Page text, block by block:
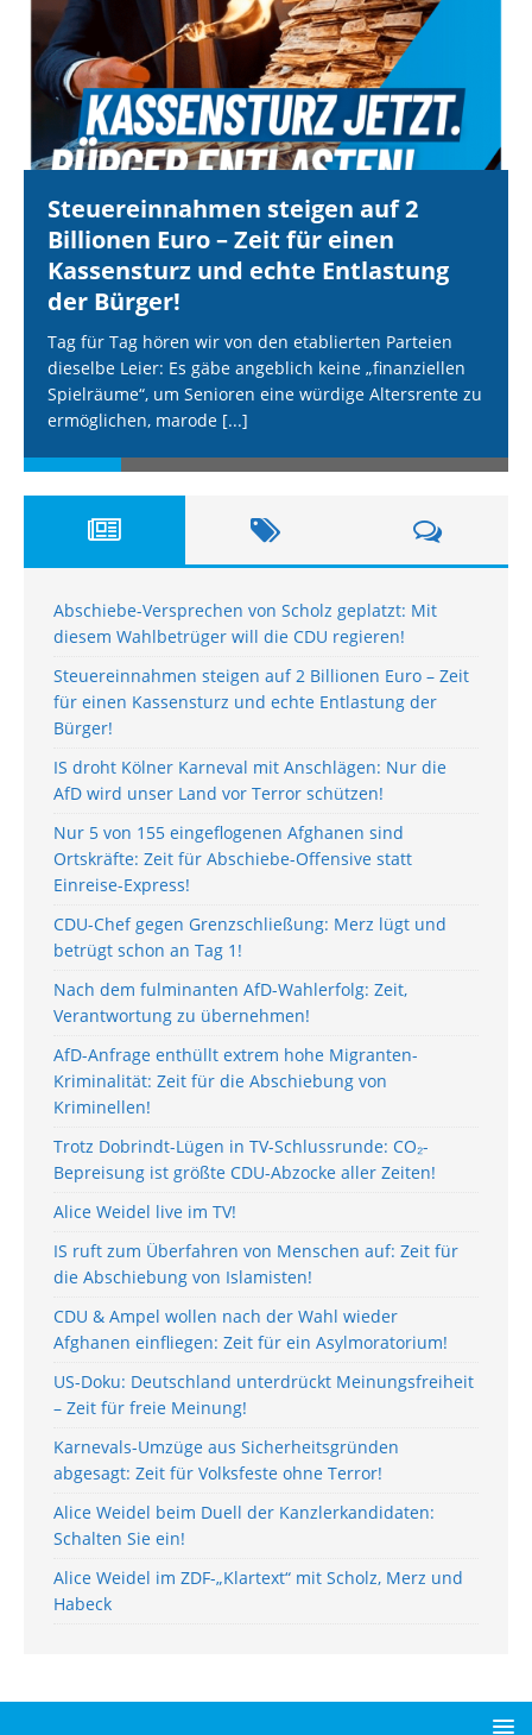
Steuereinnahmen steigen auf 2
Billionen Euro – Zeit für einen
Kassensturz und echte Entlastung
der Bürger!
Tag für Tag hören wir von den etablierten Parteien
dieselbe Leier: Es gäbe angeblich keine „finanziellen
Spielräume“, um Senioren eine würdige Altersrente zu
ermöglichen, marode [...]
Abschiebe-Versprechen von Scholz geplatzt: Mit
diesem Wahlbetrüger will die CDU regieren!
Steuereinnahmen steigen auf 2 Billionen Euro – Zeit
für einen Kassensturz und echte Entlastung der
Bürger!
IS droht Kölner Karneval mit Anschlägen: Nur die
AfD wird unser Land vor Terror schützen!
Nur 5 von 155 eingeflogenen Afghanen sind
Ortskräfte: Zeit für Abschiebe-Offensive statt
Einreise-Express!
CDU-Chef gegen Grenzschließung: Merz lügt und
betrügt schon an Tag 1!
Nach dem fulminanten AfD-Wahlerfolg: Zeit,
Verantwortung zu übernehmen!
AfD-Anfrage enthüllt extrem hohe Migranten-
Kriminalität: Zeit für die Abschiebung von
Kriminellen!
Trotz Dobrindt-Lügen in TV-Schlussrunde: CO₂-
Bepreisung ist größte CDU-Abzocke aller Zeiten!
Alice Weidel live im TV!
IS ruft zum Überfahren von Menschen auf: Zeit für
die Abschiebung von Islamisten!
CDU & Ampel wollen nach der Wahl wieder
Afghanen einfliegen: Zeit für ein Asylmoratorium!
US-Doku: Deutschland unterdrückt Meinungsfreiheit
– Zeit für freie Meinung!
Karnevals-Umzüge aus Sicherheitsgründen
abgesagt: Zeit für Volksfeste ohne Terror!
Alice Weidel beim Duell der Kanzlerkandidaten:
Schalten Sie ein!
Alice Weidel im ZDF-„Klartext“ mit Scholz, Merz und
Habeck